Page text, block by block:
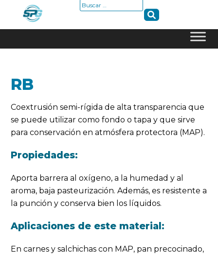
content
Buscar:
RB
Coextrusión semi-rígida de alta transparencia que
se puede utilizar como fondo o tapa y que sirve
para conservación en atmósfera protectora (MAP).
Propiedades:
Aporta barrera al oxígeno, a la humedad y al
aroma, baja pasteurización. Además, es resistente a
la punción y conserva bien los líquidos.
Aplicaciones de este material:
En carnes y salchichas con MAP, pan precocinado,